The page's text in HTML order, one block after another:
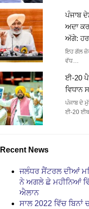
ਪੰਜਾਬ
ਅਦਾ
ਅੱਗੇ:
ਇਹ ਗੱਲ
ਵੱਧ…
ਈ-20
ਵਿਧਾਨ
ਪੰਜਾਬ ਦੇ
ਈ-20
Recent News
ਜਲੰਧਰ ਸੈਂਟਰਲ ਦੀਆਂ
ਨੇ ਅਗਲੇ ਛੇ ਮਹੀਨਿਆਂ
ਐਲਾਨ
ਸਾਲ 2022 ਵਿੱਚ